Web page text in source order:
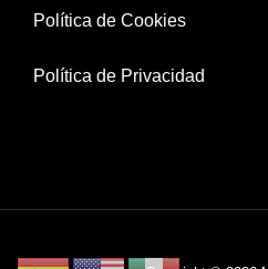
Política de Cookies
Política de Privacidad